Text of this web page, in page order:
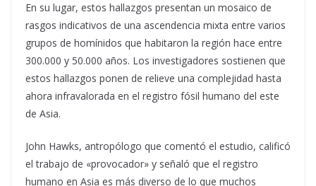
En su lugar, estos hallazgos presentan un mosaico de
rasgos indicativos de una ascendencia mixta entre varios
grupos de homínidos que habitaron la región hace entre
300.000 y 50.000 años. Los investigadores sostienen que
estos hallazgos ponen de relieve una complejidad hasta
ahora infravalorada en el registro fósil humano del este
de Asia.
John Hawks, antropólogo que comentó el estudio, calificó
el trabajo de «provocador» y señaló que el registro
humano en Asia es más diverso de lo que muchos